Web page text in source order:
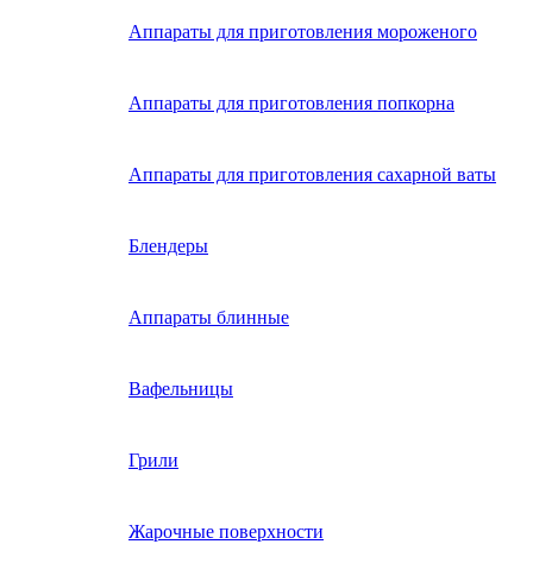
Аппараты для приготовления мороженого
Аппараты для приготовления попкорна
Аппараты для приготовления сахарной ваты
Блендеры
Аппараты блинные
Вафельницы
Грили
Жарочные поверхности